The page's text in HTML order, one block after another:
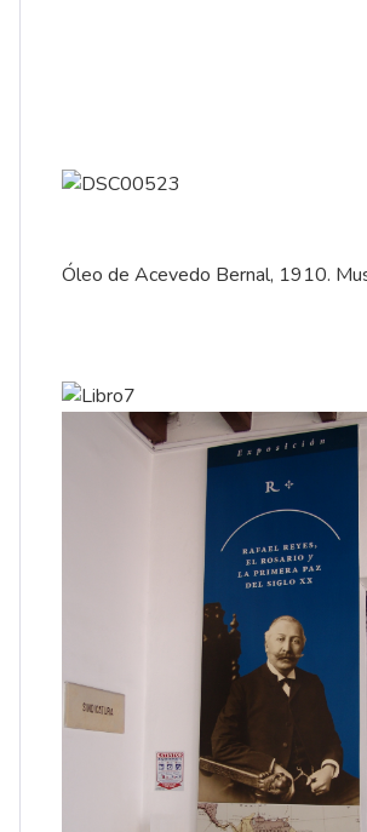
Óleo de Acevedo Bernal, 1910.